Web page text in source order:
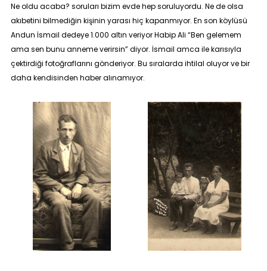
Ne oldu acaba? soruları bizim evde hep soruluyordu. Ne de olsa
akıbetini bilmediğin kişinin yarası hiç kapanmıyor. En son köylüsü
Andun İsmail dedeye 1.000 altın veriyor Habip Ali “Ben gelemem
ama sen bunu anneme verirsin” diyor. İsmail amca ile karısıyla
çektirdiği fotoğraflarını gönderiyor. Bu sıralarda ihtilal oluyor ve bir
daha kendisinden haber alınamıyor.